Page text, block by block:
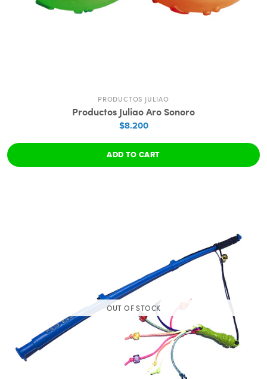
PRODUCTOS JULIAO
Productos Juliao Aro Sonoro
$8.200
ADD TO CART
OUT OF STOCK